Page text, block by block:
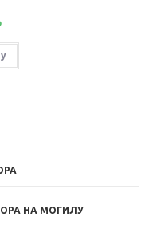
НА МОГИЛУ